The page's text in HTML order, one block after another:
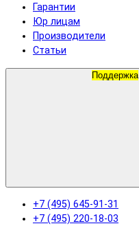
Гарантии
Юр лицам
Производители
Статьи
Поддержка
+7 (495) 645-91-31
+7 (495) 220-18-03